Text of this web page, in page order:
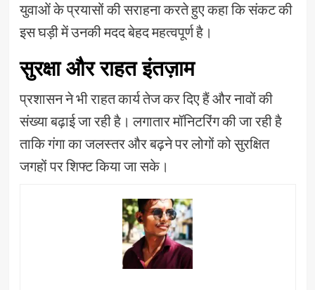
युवाओं के प्रयासों की सराहना करते हुए कहा कि संकट की
इस घड़ी में उनकी मदद बेहद महत्वपूर्ण है।
सुरक्षा और राहत इंतज़ाम
प्रशासन ने भी राहत कार्य तेज कर दिए हैं और नावों की
संख्या बढ़ाई जा रही है। लगातार मॉनिटरिंग की जा रही है
ताकि गंगा का जलस्तर और बढ़ने पर लोगों को सुरक्षित
जगहों पर शिफ्ट किया जा सके।